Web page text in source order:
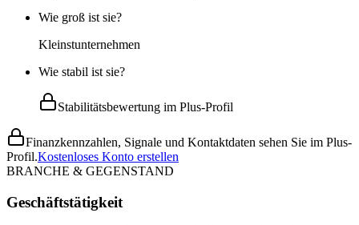
Wie groß ist sie?
Kleinstunternehmen
Wie stabil ist sie?
Stabilitätsbewertung im Plus-Profil
Finanzkennzahlen, Signale und Kontaktdaten sehen Sie im Plus-
Profil.Kostenloses Konto erstellen
BRANCHE & GEGENSTAND
Geschäftstätigkeit